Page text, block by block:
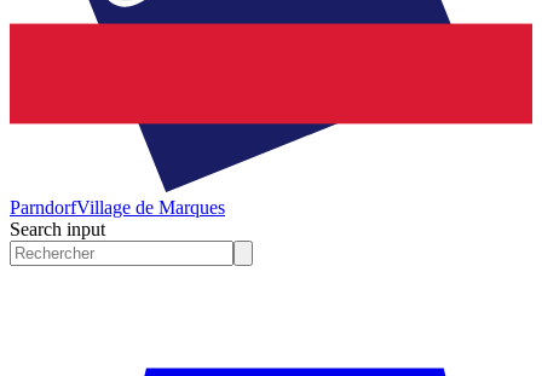
ParndorfVillage de Marques
Search input